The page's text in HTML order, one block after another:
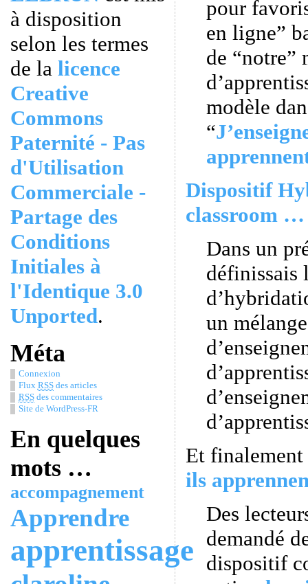
à disposition
selon les termes
de la licence
Creative
Commons
Paternité - Pas
d'Utilisation
Commerciale -
Partage des
Conditions
Initiales à
l'Identique 3.0
Unported.
Méta
Connexion
Flux RSSdes articles
RSSdes commentaires
Site de WordPress-FR
En quelques
mots …
accompagnement
Apprendre
apprentissage
pour
en ligne”
de “notre”
modèle
“
Dispositif
classroom …
Dans un
définissais
un
Et
ils
Des
demandé
dispositif